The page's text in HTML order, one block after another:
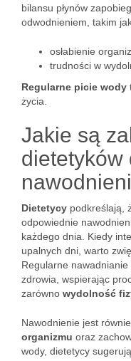
bilansu płynów
odwodnieniem, takim
osłabienie
trudności w
Regularne picie wody
życia.
Jakie są
dietetyków
Dietetycy podkreślają,
odpowiednie
każdego dnia. Kiedy
upalnych dni, warto
Regularne
zdrowia, wspierając
zarówno wydolność
Nawodnienie jest
organizmu oraz
wody, dietetycy